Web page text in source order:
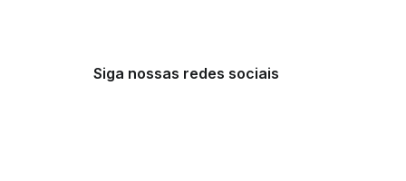
Siga nossas redes sociais